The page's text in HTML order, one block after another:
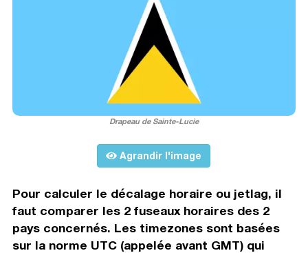
Drapeau de Sainte-Lucie
Agrandir l'image
Pour calculer le décalage horaire ou jetlag, il
faut comparer les 2 fuseaux horaires des 2
pays concernés. Les timezones sont basées
sur la norme UTC (appelée avant GMT) qui